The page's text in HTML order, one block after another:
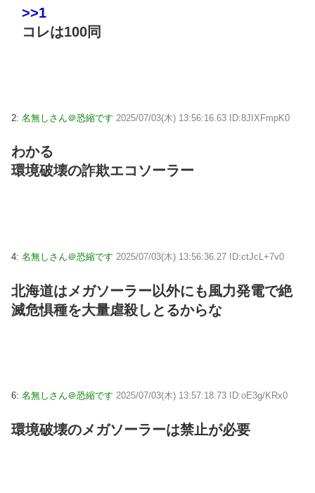
>>1
コレは100同
2: 名無しさん＠恐縮です 2025/07/03(木) 13:56:16.63 ID:8JIXFmpK0
わかる
環境破壊の詐欺エコソーラー
4: 名無しさん＠恐縮です 2025/07/03(木) 13:56:36.27 ID:ctJcL+7v0
北海道はメガソーラー以外にも風力発電で絶
滅危惧種を大量虐殺しとるからな
6: 名無しさん＠恐縮です 2025/07/03(木) 13:57:18.73 ID:oE3g/KRx0
環境破壊のメガソーラーは禁止が必要